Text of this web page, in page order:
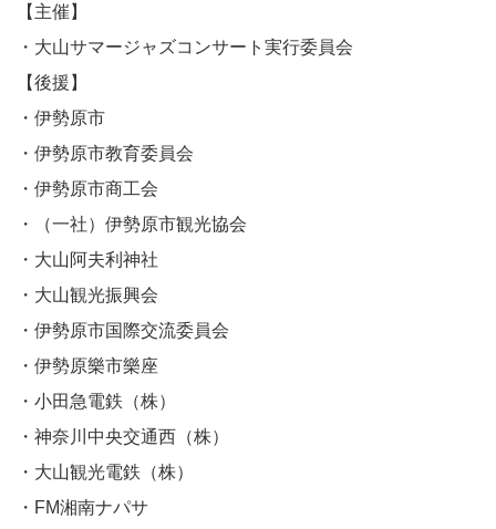
【主催】
・大山サマージャズコンサート実行委員会
【後援】
・伊勢原市
・伊勢原市教育委員会
・伊勢原市商工会
・（一社）伊勢原市観光協会
・大山阿夫利神社
・大山観光振興会
・伊勢原市国際交流委員会
・伊勢原樂市樂座
・小田急電鉄（株）
・神奈川中央交通西（株）
・大山観光電鉄（株）
・FM湘南ナパサ